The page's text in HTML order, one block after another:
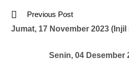
Previous Post
Jumat, 17 November 2023
Senin, 04 Desember